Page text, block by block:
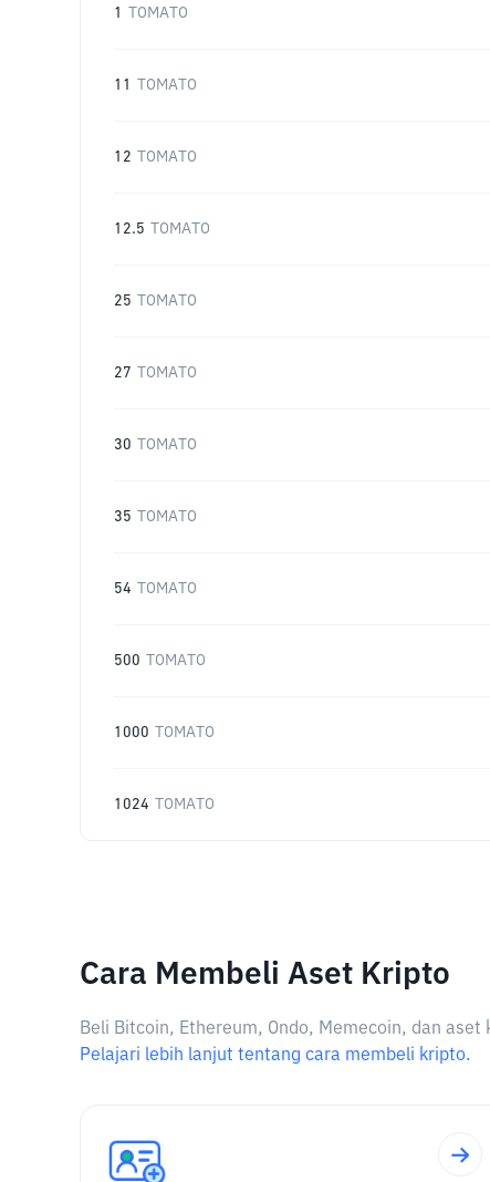
1 TOMATO
11 TOMATO
12 TOMATO
12.5 TOMATO
25 TOMATO
27 TOMATO
30 TOMATO
35 TOMATO
54 TOMATO
500 TOMATO
1000 TOMATO
1024 TOMATO
Cara Membeli Aset Kripto
Beli Bitcoin, Ethereum, Ondo, Memecoin, dan
Pelajari lebih lanjut tentang cara membeli kripto.